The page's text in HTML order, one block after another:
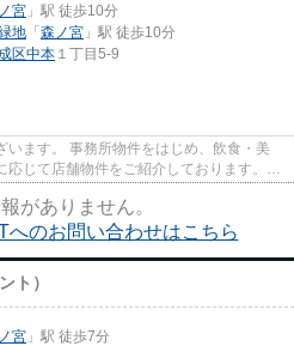
宮 」駅 徒歩10分
地 「森ノ宮 」駅 徒歩10分
区中本 １丁目5-9
ます。 事務所物件をはじめ、飲食・美
じて店舗物件をご紹介しております。
がありません。
のお問い合わせはこちら
ト）
宮 」駅 徒歩7分